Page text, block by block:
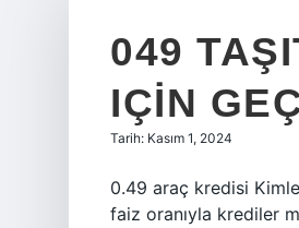
049
IÇIN
Tarih: Kasım 1, 2024
0.49 araç kredisi
faiz oranıyla krediler